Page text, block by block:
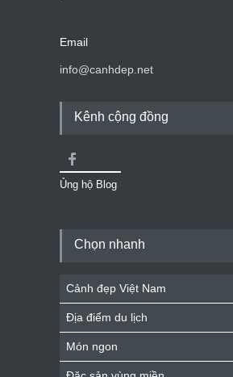
Email
info@canhdep.net
Kênh cộng đồng
Ủng hộ Blog
Chọn nhanh
Cảnh đẹp Việt Nam
Địa điểm du lịch
Món ngon